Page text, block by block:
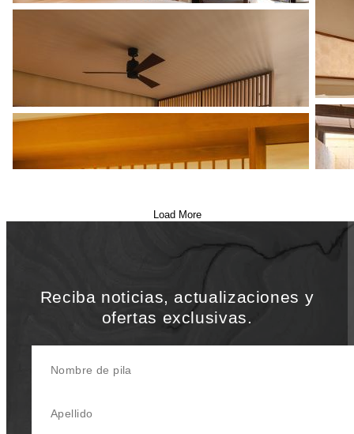
Load More
Reciba noticias, actualizaciones y
ofertas exclusivas.